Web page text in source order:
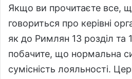
Якщо ви прочитаєте все,
говориться про керівні
як до Римлян 13 розділ та
побачите, що нормальна
сумісність лояльності.